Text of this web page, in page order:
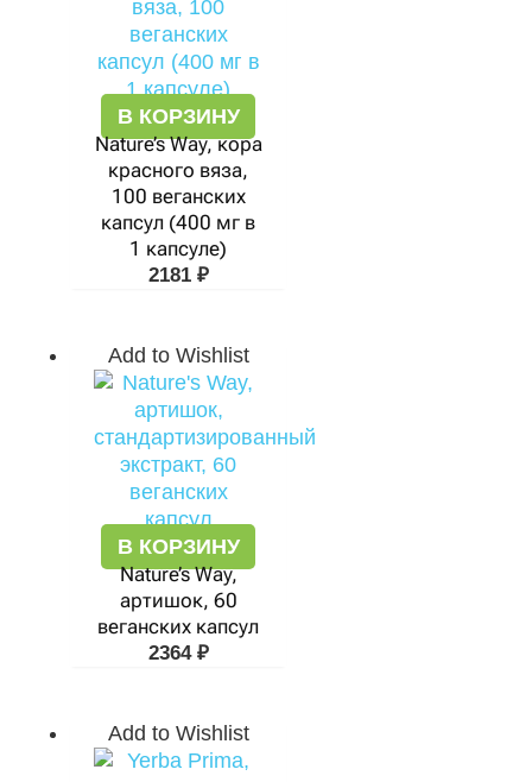
В КОРЗИНУ
Nature’s Way, кора
красного вяза,
100 веганских
капсул (400 мг в
1 капсуле)
2181 ₽
Add to Wishlist
В КОРЗИНУ
Nature’s Way,
артишок, 60
веганских капсул
2364 ₽
Add to Wishlist